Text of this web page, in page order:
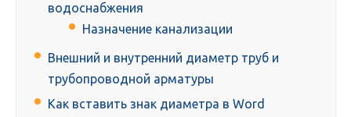
водоснабжения
Назначение канализации
Внешний и внутренний диаметр труб и
трубопроводной арматуры
Как вставить знак диаметра в Word